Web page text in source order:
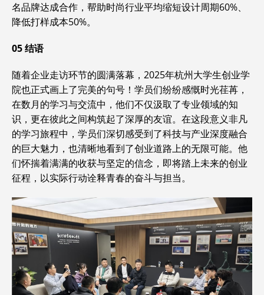
名品牌达成合作，帮助时尚行业平均缩短设计周期60%、
降低打样成本50%。
05结语
随着企业走访环节的圆满落幕，2025年杭州大学生创业学
院也正式画上了完美的句号！学员们纷纷感慨时光荏苒，
在数月的学习与交流中，他们不仅汲取了专业领域的知
识，更在彼此之间构筑起了深厚的友谊。在这段意义非凡
的学习旅程中，学员们深切感受到了科技与产业深度融合
的巨大魅力，也清晰地看到了创业道路上的无限可能。他
们怀揣着满满的收获与坚定的信念，即将踏上未来的创业
征程，以实际行动诠释青春的奋斗与担当。